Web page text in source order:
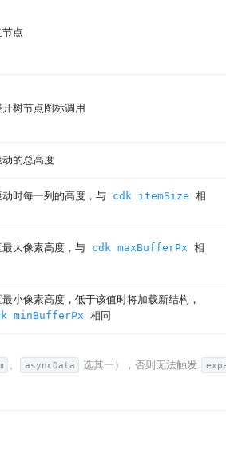
节点
开树节点图标调用
动的总高度
动时每一列的高度，与 cdk itemSize 相
最大像素高度，与 cdk maxBufferPx 相
小像素高度，低于该值时将加载新结构，
minBufferPx 相同
asyncData 选其一），否则无法触发